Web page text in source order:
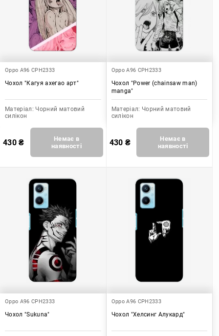
Oppo A96 CPH2333
Чохол "Кагуя ахегао арт"
Матеріал: Чорний матовий
силікон
430₴
Немає в
наявності
Oppo A96 CPH2333
Чохол "Power (chainsaw man)
manga"
Матеріал: Чорний матовий
силікон
430 ₴
Немає в
наявності
Oppo A96 CPH2333
Чохол "Sukuna"
Oppo A96 CPH2333
Чохол "Хелсинг Алукард"